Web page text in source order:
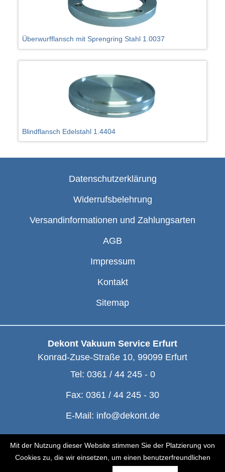
Mit der Nutzung dieser Website stimmen Sie der Platzierung von
Cookies zu, die wir einsetzen, um einen benutzerfreundlichen
Überwurfflansch mit Sprengring Stahl 1.0037
Blindflansch Edelstahl 1.4404
Datenschutzerklärung
Widerrufsbelehrung
Versandinformationen und Zahlungsarten
AGB
Impressum
Kontakt
Sitemap
Dekont Vakuum Service Erfurt
Konrad-Zuse-Straße 10, 99099 Erfurt
Tel: 0361 / 44 245 - 0
Fax: 0361 / 44 245 - 30
E-Mail: info@dekont.de
© Dekont 1991 - 2026